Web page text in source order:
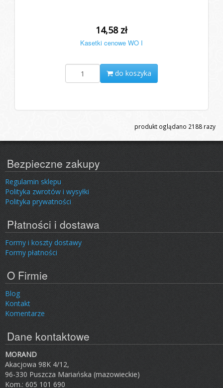
14,58 zł
Kasetki cenowe WO I
do koszyka
produkt oglądano 2188 razy
Bezpieczne zakupy
Regulamin sklepu
Polityka zwrotów i wysyłki
Polityka prywatności
Płatności i dostawa
Formy i koszty dostawy
Formy płatności
O Firmie
Blog
Kontakt
Komentarze
Dane kontaktowe
MORAND
Akacjowa 98K 4/12,
96-330 Puszcza Mariańska (mazowieckie)
Kom.: 605 101 690